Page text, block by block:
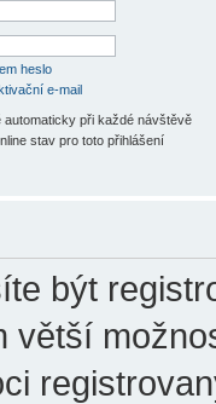
heslo
e-mail
automaticky při každé návštěvě
stav pro toto přihlášení
být
větší